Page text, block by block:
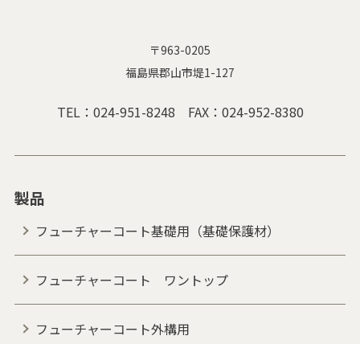
〒963-0205
福島県郡山市堤1-127
TEL： 024-951-8248 FAX：024-952-8380
製品
フューチャーコート基礎用（基礎保護材）
フューチャーコート ワントップ
フューチャーコート外構用